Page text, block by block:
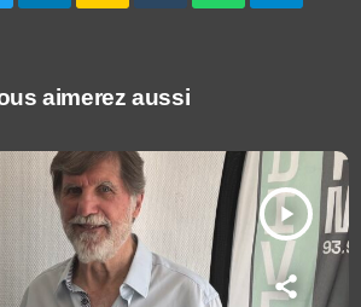
aimerez aussi
play_arrow